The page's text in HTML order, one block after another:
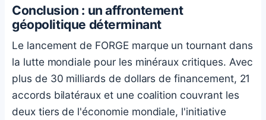
Conclusion : un affrontement
géopolitique déterminant
Le lancement de FORGE marque un tournant dans
la lutte mondiale pour les minéraux critiques. Avec
plus de 30 milliards de dollars de financement, 21
accords bilatéraux et une coalition couvrant les
deux tiers de l'économie mondiale, l'initiative